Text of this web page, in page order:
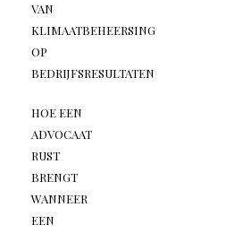
VAN
KLIMAATBEHEERSING
OP
BEDRIJFSRESULTATEN
HOE EEN
ADVOCAAT
RUST
BRENGT
WANNEER
EEN